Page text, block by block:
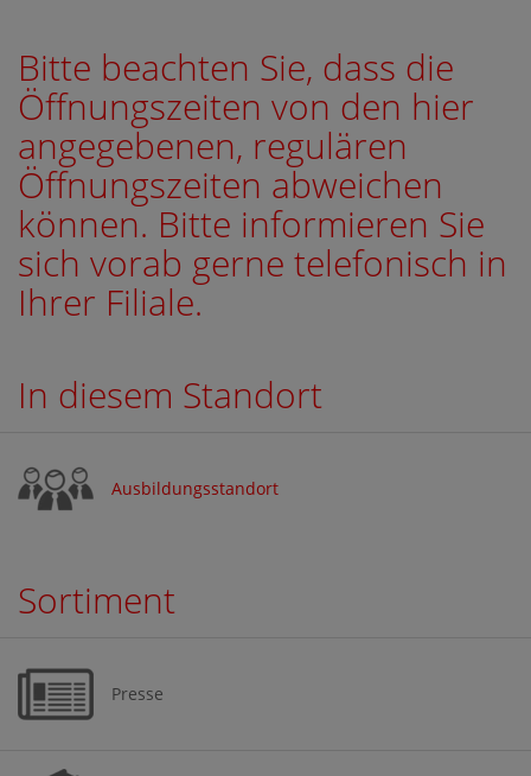
Bitte beachten Sie, dass die
Öffnungszeiten von den hier
angegebenen, regulären
Öffnungszeiten abweichen
können. Bitte informieren Sie
sich vorab gerne telefonisch in
Ihrer Filiale.
In diesem Standort
Ausbildungsstandort
Sortiment
Presse